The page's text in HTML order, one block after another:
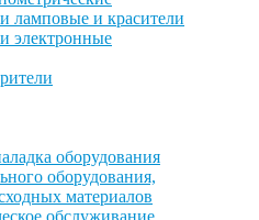
ламповые и красители
электронные
оборудования
оборудования,
материалов
обслуживание